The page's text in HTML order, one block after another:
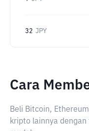
32 JPY
Cara
Beli Bitcoin,
kripto lainnya